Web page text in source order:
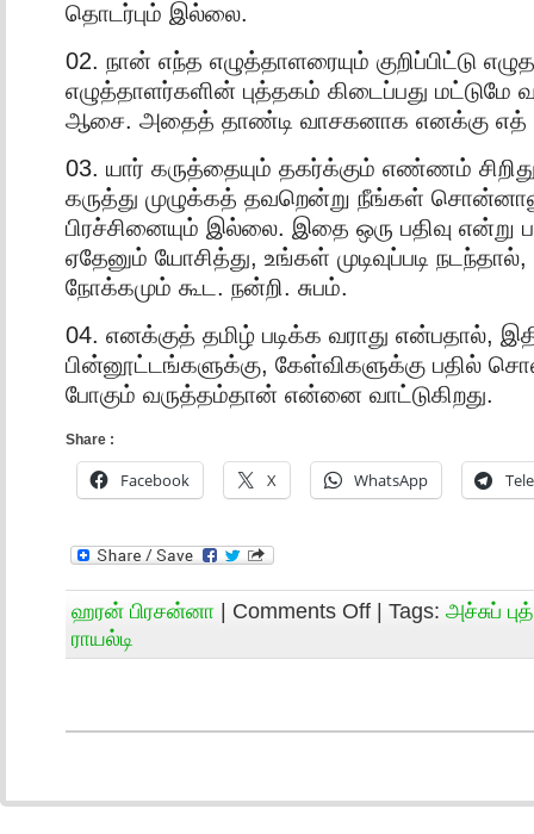
தொடர்பும் இல்லை.
02. நான் எந்த எழுத்தாளரையும் குறிப்பிட்டு
எழுத்தாளர்களின் புத்தகம் கிடைப்பது
ஆசை. அதைத் தாண்டி வாசகனாக எனக்கு எத்
03. யார் கருத்தையும் தகர்க்கும் எண்ணம்
கருத்து முழுக்கத் தவறென்று நீங்கள்
பிரச்சினையும் இல்லை. இதை ஒரு பதிவு என்று
ஏதேனும் யோசித்து, உங்கள் முடிவுப்படி
நோக்கமும் கூட. நன்றி. சுபம்.
04. எனக்குத் தமிழ் படிக்க வராது என்பதால்,
பின்னூட்டங்களுக்கு, கேள்விகளுக்கு பதில்
போகும் வருத்தம்தான் என்னை வாட்டுகிறது.
Share :
Facebook X WhatsApp
ஹரன் பிரசன்னா | Comments Off | Tags: அச்சுப்
ராயல்டி